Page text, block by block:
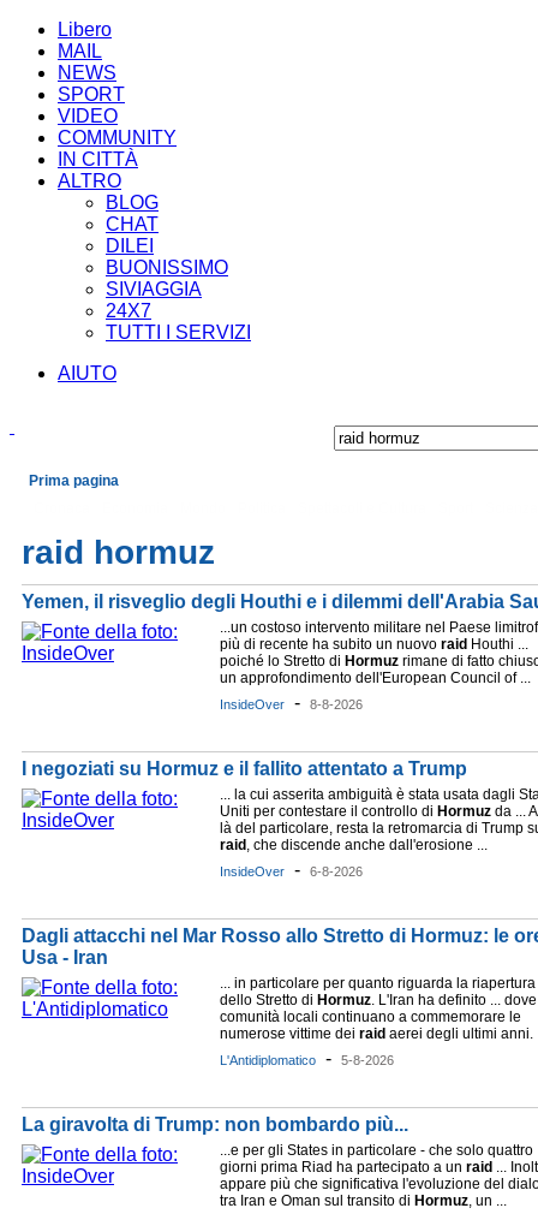
Libero
MAIL
NEWS
SPORT
VIDEO
COMMUNITY
IN CITTÀ
ALTRO
BLOG
CHAT
DILEI
BUONISSIMO
SIVIAGGIA
24X7
TUTTI I SERVIZI
AIUTO
Prima pagina
raid hormuz
Yemen, il risveglio degli Houthi e i dilemmi dell'Arabia
...un costoso intervento militare nel Paese
più di recente ha subito un nuovo raid Houthi ...
poiché lo Stretto di Hormuz rimane di fatto
un approfondimento dell'European Council of ...
InsideOver - 8-8-2026
I negoziati su Hormuz e il fallito attentato a Trump
... la cui asserita ambiguità è stata usata dagli
Uniti per contestare il controllo di Hormuz da ...
là del particolare, resta la retromarcia di Trump
raid , che discende anche dall'erosione ...
InsideOver - 6-8-2026
Dagli attacchi nel Mar Rosso allo Stretto di Hormuz: le
Usa - Iran
... in particolare per quanto riguarda la riapertura
dello Stretto di Hormuz. L'Iran ha definito ...
comunità locali continuano a commemorare le
numerose vittime dei raid aerei degli ultimi anni.
L'Antidiplomatico - 5-8-2026
La giravolta di Trump: non bombardo più...
...e per gli States in particolare - che solo quattro
giorni prima Riad ha partecipato a un raid ...
appare più che significativa l'evoluzione del
tra Iran e Oman sul transito di Hormuz, un ...